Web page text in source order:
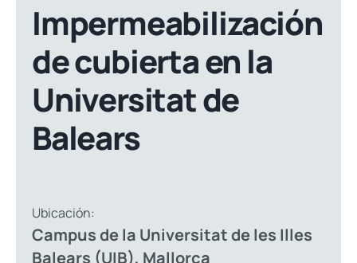
Impermeabilización
de cubierta en la
Universitat de
Balears
Ubicación:
Campus de la Universitat de les Illes
Balears (UIB), Mallorca